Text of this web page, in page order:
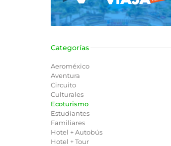
Categorías
Aeroméxico
Aventura
Circuito
Culturales
Ecoturismo
Estudiantes
Familiares
Hotel + Autobús
Hotel + Tour